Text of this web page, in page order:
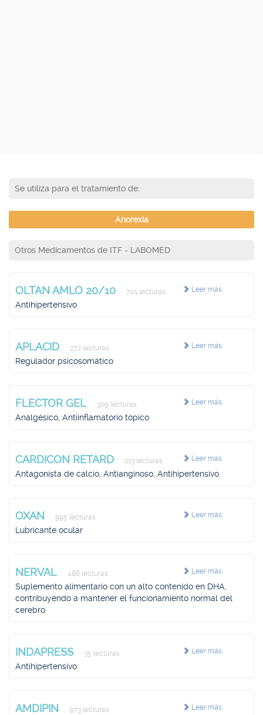
Se utiliza para el tratamiento de:
Anorexia
Otros Medicamentos de ITF - LABOMED
Leer más
OLTAN AMLO 20/10 701 lecturas
Antihipertensivo
Leer más
APLACID 272 lecturas
Regulador psicosomático
Leer más
FLECTOR GEL 309 lecturas
Analgésico, Antiinflamatorio tópico
Leer más
CARDICON RETARD 213 lecturas
Antagonista de calcio, Antianginoso, Antihipertensivo
Leer más
OXAN 995 lecturas
Lubricante ocular
Leer más
NERVAL 488 lecturas
Suplemento alimentario con un alto contenido en DHA,
contribuyendo a mantener el funcionamiento normal del
cerebro
Leer más
INDAPRESS 35 lecturas
Antihipertensivo
Leer más
AMDIPIN 973 lecturas